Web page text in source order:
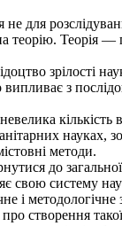
для
Теорія
зрілості
з
науках,
методи.
до загальної
свою систему
і методологічне
такої